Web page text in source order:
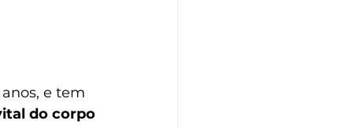
e tem
do corpo